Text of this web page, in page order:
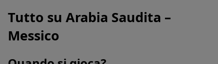
Tutto su Arabia Saudita –
Messico